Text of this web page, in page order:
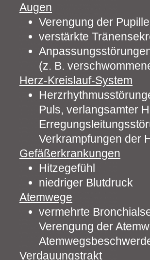
Augen
Verengung der
verstärkte
(z. B.
Herz-Kreislauf-System
Puls, verlangsamter
Verkrampfungen der
Gefäßerkrankungen
Hitzegefühl
niedriger Blutdruck
Atemwege
vermehrte
Verengung der
Verdauungstrakt